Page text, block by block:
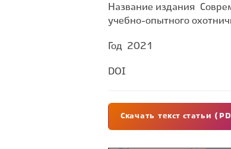
Название издания
учебно-опытного
Год 2021
DOI
Скачать текст статьи